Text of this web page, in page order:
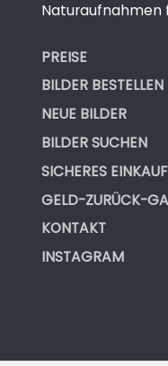
Naturaufnahmen
PREISE
BILDER BESTELLEN
NEUE BILDER
BILDER SUCHEN
SICHERES
GELD-ZURÜCK-
KONTAKT
INSTAGRAM